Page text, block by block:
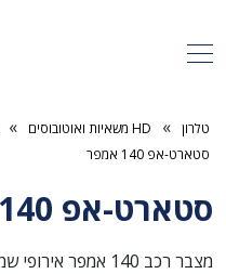
טלרון » HD משאיות ואוטובוסים »
סטארט-אפ 140 אמפר
סטארט-אפ 140 אמפר
מצבר רכב 140 אמפר אירופי שמאל